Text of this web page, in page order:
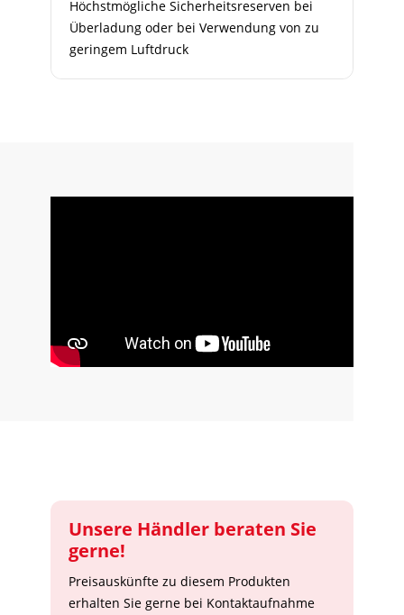
Höchstmögliche Sicherheitsreserven bei
Überladung oder bei Verwendung von zu
geringem Luftdruck
Unsere Händler beraten Sie
gerne!
Preisauskünfte zu diesem Produkten
erhalten Sie gerne bei Kontaktaufnahme